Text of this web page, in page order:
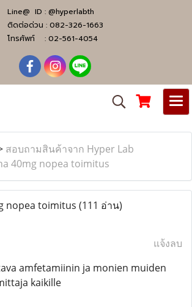
Line@ ID : @hyperlabth
ติดต่อด่วน : 082-326-1663
โทรศัพท์ : 02-561-4054
สอบถามสินค้าจาก Hyper Lab
40mg nopea toimitus
nopea toimitus (111 อ่าน)
แจ้งลบ
amfetamiinin ja monien muiden
kaikille